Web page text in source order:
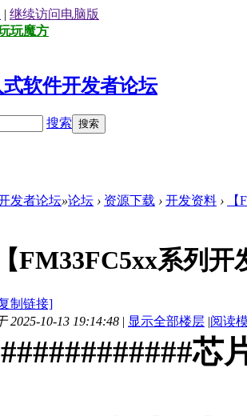
| 继续访问电脑版
玩魔方
搜索 搜索
发者论坛»论坛 › 资源下载 › 开发资料 ›
【FM33FC5xx系列
制链接]
2025-10-13 19:14:48 | 显示全部楼层 |阅读
芯